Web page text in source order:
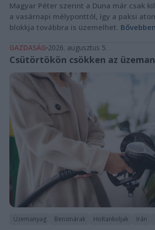
Magyar Péter szerint a Duna már csak
a vasárnapi mélyponttól, így a paksi
blokkja továbbra is üzemelhet.
GAZDASÁG 2026. augusztus 5.
Csütörtökön csökken az
Üzemanyag Benzinárak Holtankoljak Irán